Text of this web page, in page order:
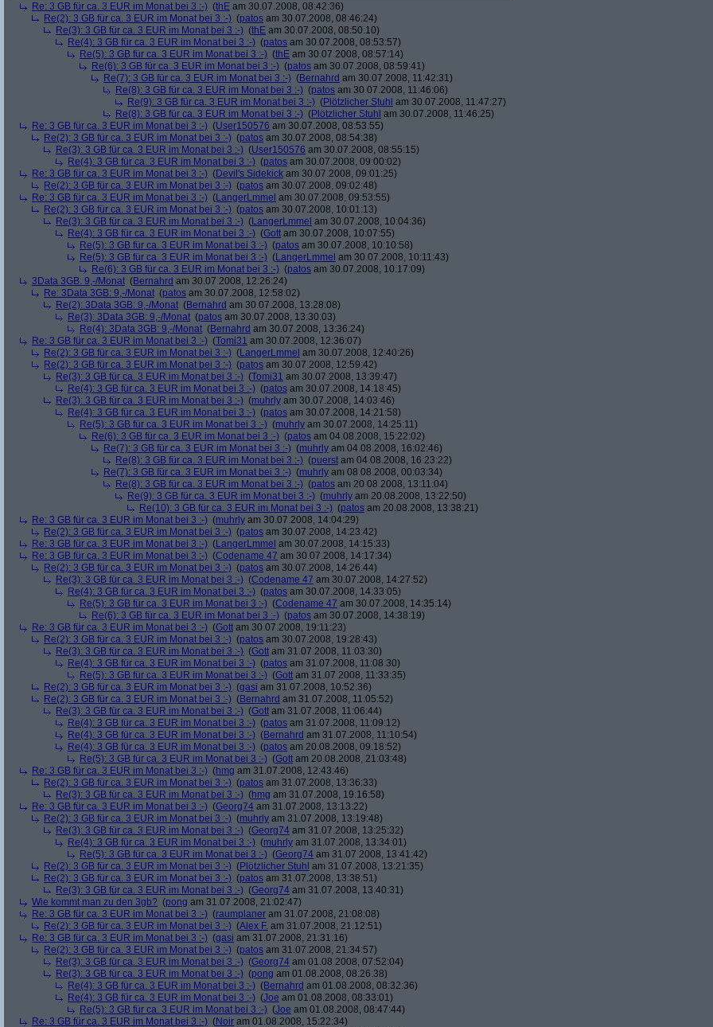
Re: 3 GB für ca. 3 EUR im Monat bei 3 :-) (thE am 30.07.2008, 08:42:36)
Re(2): 3 GB für ca. 3 EUR im Monat bei 3 :-) (patos am 30.07.2008, 08:46:24)
Re(3): 3 GB für ca. 3 EUR im Monat bei 3 :-) (thE am 30.07.2008, 08:50:10)
Re(4): 3 GB für ca. 3 EUR im Monat bei 3 :-) (patos am 30.07.2008, 08:53:57)
Re(5): 3 GB für ca. 3 EUR im Monat bei 3 :-) (thE am 30.07.2008, 08:57:14)
Re(6): 3 GB für ca. 3 EUR im Monat bei 3 :-) (patos am 30.07.2008, 08:59:41)
Re(7): 3 GB für ca. 3 EUR im Monat bei 3 :-) (Bernahrd am 30.07.2008, 11:42:31)
Re(8): 3 GB für ca. 3 EUR im Monat bei 3 :-) (patos am 30.07.2008, 11:46:06)
Re(9): 3 GB für ca. 3 EUR im Monat bei 3 :-) (Plötzlicher Stuhl am 30.07.2008, 11:47:27)
Re(8): 3 GB für ca. 3 EUR im Monat bei 3 :-) (Plötzlicher Stuhl am 30.07.2008, 11:46:25)
Re: 3 GB für ca. 3 EUR im Monat bei 3 :-) (User150576 am 30.07.2008, 08:53:55)
Re(2): 3 GB für ca. 3 EUR im Monat bei 3 :-) (patos am 30.07.2008, 08:54:38)
Re(3): 3 GB für ca. 3 EUR im Monat bei 3 :-) (User150576 am 30.07.2008, 08:55:15)
Re(4): 3 GB für ca. 3 EUR im Monat bei 3 :-) (patos am 30.07.2008, 09:00:02)
Re: 3 GB für ca. 3 EUR im Monat bei 3 :-) (Devil's Sidekick am 30.07.2008, 09:01:25)
Re(2): 3 GB für ca. 3 EUR im Monat bei 3 :-) (patos am 30.07.2008, 09:02:48)
Re: 3 GB für ca. 3 EUR im Monat bei 3 :-) (LangerLmmel am 30.07.2008, 09:53:55)
Re(2): 3 GB für ca. 3 EUR im Monat bei 3 :-) (patos am 30.07.2008, 10:01:13)
Re(3): 3 GB für ca. 3 EUR im Monat bei 3 :-) (LangerLmmel am 30.07.2008, 10:04:36)
Re(4): 3 GB für ca. 3 EUR im Monat bei 3 :-) (Gott am 30.07.2008, 10:07:55)
Re(5): 3 GB für ca. 3 EUR im Monat bei 3 :-) (patos am 30.07.2008, 10:10:58)
Re(5): 3 GB für ca. 3 EUR im Monat bei 3 :-) (LangerLmmel am 30.07.2008, 10:11:43)
Re(6): 3 GB für ca. 3 EUR im Monat bei 3 :-) (patos am 30.07.2008, 10:17:09)
3Data 3GB: 9,-/Monat (Bernahrd am 30.07.2008, 12:26:24)
Re: 3Data 3GB: 9,-/Monat (patos am 30.07.2008, 12:58:02)
Re(2): 3Data 3GB: 9,-/Monat (Bernahrd am 30.07.2008, 13:28:08)
Re(3): 3Data 3GB: 9,-/Monat (patos am 30.07.2008, 13:30:03)
Re(4): 3Data 3GB: 9,-/Monat (Bernahrd am 30.07.2008, 13:36:24)
Re: 3 GB für ca. 3 EUR im Monat bei 3 :-) (Tomi31 am 30.07.2008, 12:36:07)
Re(2): 3 GB für ca. 3 EUR im Monat bei 3 :-) (LangerLmmel am 30.07.2008, 12:40:26)
Re(2): 3 GB für ca. 3 EUR im Monat bei 3 :-) (patos am 30.07.2008, 12:59:42)
Re(3): 3 GB für ca. 3 EUR im Monat bei 3 :-) (Tomi31 am 30.07.2008, 13:39:47)
Re(4): 3 GB für ca. 3 EUR im Monat bei 3 :-) (patos am 30.07.2008, 14:18:45)
Re(3): 3 GB für ca. 3 EUR im Monat bei 3 :-) (muhrly am 30.07.2008, 14:03:46)
Re(4): 3 GB für ca. 3 EUR im Monat bei 3 :-) (patos am 30.07.2008, 14:21:58)
Re(5): 3 GB für ca. 3 EUR im Monat bei 3 :-) (muhrly am 30.07.2008, 14:25:11)
Re(6): 3 GB für ca. 3 EUR im Monat bei 3 :-) (patos am 04.08.2008, 15:22:02)
Re(7): 3 GB für ca. 3 EUR im Monat bei 3 :-) (muhrly am 04.08.2008, 16:02:46)
Re(8): 3 GB für ca. 3 EUR im Monat bei 3 :-) (puerst am 04.08.2008, 16:23:22)
Re(7): 3 GB für ca. 3 EUR im Monat bei 3 :-) (muhrly am 08.08.2008, 00:03:34)
Re(8): 3 GB für ca. 3 EUR im Monat bei 3 :-) (patos am 20.08.2008, 13:11:04)
Re(9): 3 GB für ca. 3 EUR im Monat bei 3 :-) (muhrly am 20.08.2008, 13:22:50)
Re(10): 3 GB für ca. 3 EUR im Monat bei 3 :-) (patos am 20.08.2008, 13:38:21)
Re: 3 GB für ca. 3 EUR im Monat bei 3 :-) (muhrly am 30.07.2008, 14:04:29)
Re(2): 3 GB für ca. 3 EUR im Monat bei 3 :-) (patos am 30.07.2008, 14:23:42)
Re: 3 GB für ca. 3 EUR im Monat bei 3 :-) (LangerLmmel am 30.07.2008, 14:15:33)
Re: 3 GB für ca. 3 EUR im Monat bei 3 :-) (Codename 47 am 30.07.2008, 14:17:34)
Re(2): 3 GB für ca. 3 EUR im Monat bei 3 :-) (patos am 30.07.2008, 14:26:44)
Re(3): 3 GB für ca. 3 EUR im Monat bei 3 :-) (Codename 47 am 30.07.2008, 14:27:52)
Re(4): 3 GB für ca. 3 EUR im Monat bei 3 :-) (patos am 30.07.2008, 14:33:05)
Re(5): 3 GB für ca. 3 EUR im Monat bei 3 :-) (Codename 47 am 30.07.2008, 14:35:14)
Re(6): 3 GB für ca. 3 EUR im Monat bei 3 :-) (patos am 30.07.2008, 14:38:19)
Re: 3 GB für ca. 3 EUR im Monat bei 3 :-) (Gott am 30.07.2008, 19:11:23)
Re(2): 3 GB für ca. 3 EUR im Monat bei 3 :-) (patos am 30.07.2008, 19:28:43)
Re(3): 3 GB für ca. 3 EUR im Monat bei 3 :-) (Gott am 31.07.2008, 11:03:30)
Re(4): 3 GB für ca. 3 EUR im Monat bei 3 :-) (patos am 31.07.2008, 11:08:30)
Re(5): 3 GB für ca. 3 EUR im Monat bei 3 :-) (Gott am 31.07.2008, 11:33:35)
Re(2): 3 GB für ca. 3 EUR im Monat bei 3 :-) (gasi am 31.07.2008, 10:52:36)
Re(2): 3 GB für ca. 3 EUR im Monat bei 3 :-) (Bernahrd am 31.07.2008, 11:05:52)
Re(3): 3 GB für ca. 3 EUR im Monat bei 3 :-) (Gott am 31.07.2008, 11:06:44)
Re(4): 3 GB für ca. 3 EUR im Monat bei 3 :-) (patos am 31.07.2008, 11:09:12)
Re(4): 3 GB für ca. 3 EUR im Monat bei 3 :-) (Bernahrd am 31.07.2008, 11:10:54)
Re(4): 3 GB für ca. 3 EUR im Monat bei 3 :-) (patos am 20.08.2008, 09:18:52)
Re(5): 3 GB für ca. 3 EUR im Monat bei 3 :-) (Gott am 20.08.2008, 21:03:48)
Re: 3 GB für ca. 3 EUR im Monat bei 3 :-) (hmg am 31.07.2008, 12:43:46)
Re(2): 3 GB für ca. 3 EUR im Monat bei 3 :-) (patos am 31.07.2008, 13:36:33)
Re(3): 3 GB für ca. 3 EUR im Monat bei 3 :-) (hmg am 31.07.2008, 19:16:58)
Re: 3 GB für ca. 3 EUR im Monat bei 3 :-) (Georg74 am 31.07.2008, 13:13:22)
Re(2): 3 GB für ca. 3 EUR im Monat bei 3 :-) (muhrly am 31.07.2008, 13:19:48)
Re(3): 3 GB für ca. 3 EUR im Monat bei 3 :-) (Georg74 am 31.07.2008, 13:25:32)
Re(4): 3 GB für ca. 3 EUR im Monat bei 3 :-) (muhrly am 31.07.2008, 13:34:01)
Re(5): 3 GB für ca. 3 EUR im Monat bei 3 :-) (Georg74 am 31.07.2008, 13:41:42)
Re(2): 3 GB für ca. 3 EUR im Monat bei 3 :-) (Plötzlicher Stuhl am 31.07.2008, 13:21:35)
Re(2): 3 GB für ca. 3 EUR im Monat bei 3 :-) (patos am 31.07.2008, 13:38:51)
Re(3): 3 GB für ca. 3 EUR im Monat bei 3 :-) (Georg74 am 31.07.2008, 13:40:31)
Wie kommt man zu den 3gb? (pong am 31.07.2008, 21:02:47)
Re: 3 GB für ca. 3 EUR im Monat bei 3 :-) (raumplaner am 31.07.2008, 21:08:08)
Re(2): 3 GB für ca. 3 EUR im Monat bei 3 :-) (Alex F. am 31.07.2008, 21:12:51)
Re: 3 GB für ca. 3 EUR im Monat bei 3 :-) (gasi am 31.07.2008, 21:31:16)
Re(2): 3 GB für ca. 3 EUR im Monat bei 3 :-) (patos am 31.07.2008, 21:34:57)
Re(3): 3 GB für ca. 3 EUR im Monat bei 3 :-) (Georg74 am 01.08.2008, 07:52:04)
Re(3): 3 GB für ca. 3 EUR im Monat bei 3 :-) (pong am 01.08.2008, 08:26:38)
Re(4): 3 GB für ca. 3 EUR im Monat bei 3 :-) (Bernahrd am 01.08.2008, 08:32:36)
Re(4): 3 GB für ca. 3 EUR im Monat bei 3 :-) (Joe am 01.08.2008, 08:33:01)
Re(5): 3 GB für ca. 3 EUR im Monat bei 3 :-) (Joe am 01.08.2008, 08:47:44)
Re: 3 GB für ca. 3 EUR im Monat bei 3 :-) (Noir am 01.08.2008, 15:22:34)